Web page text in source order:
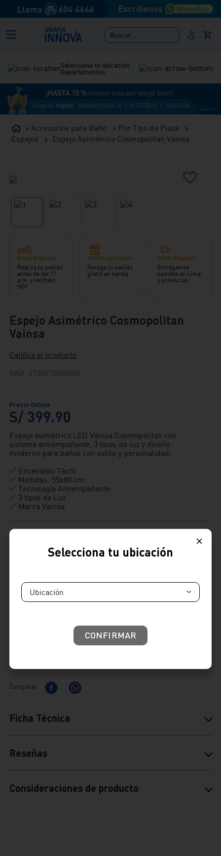
Buscar....
Selecciona tu ubicación
Departamentos
Accesorios para Baño
Por Tipo de Pieza
Espejos
Espejo Asimétrico Cosmopolitan Vainsa
Envío Express
Realiza tu pedido
antes de las 11
a.m. y recíbelo
HOY.
Retiro en tienda
Recoge tu pedido
gratis en tienda.
Envío Regular
Entregamos
pedidos en Lima
y provincias.
Espejo Asimétrico Cosmopolitan
Vainsa
Califica el producto
SKU : 2120V1000005V
S/ 399.90
Espejo asimétrico LED Vainsa Cosmopolitan con
sistema antiempañante, 3 tipos de luz y diseño
moderno para baños con estilo y personalidad.
✅ Encendido Táctil
✅ Medidas: 55x80 cm
✅ Tecnología Antiempañante
✅ 3 tipos de Luz
✅ Marca Vainsa
producto para realizar tus cambios y devoluciones.Términos y condiciones
Comparte
Ficha Técnica
Reseñas
Consideraciones de producto
Selecciona tu ubicación
Ubicación
CONFIRMAR